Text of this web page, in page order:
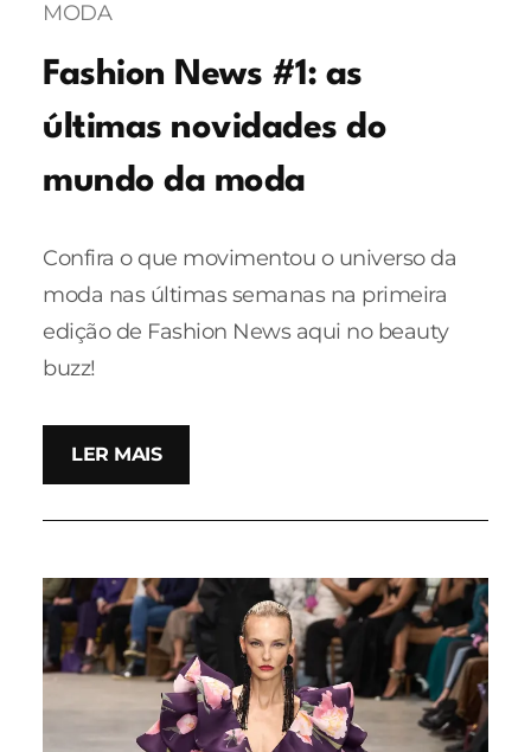
MODA
Fashion News #1: as
últimas novidades do
mundo da moda
Confira o que movimentou o universo da
moda nas últimas semanas na primeira
edição de Fashion News aqui no beauty
buzz!
LER MAIS